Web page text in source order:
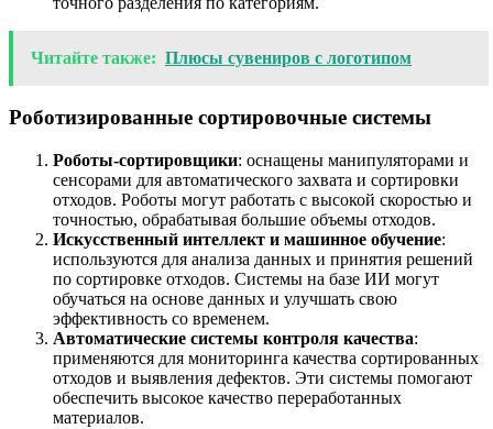
Читайте также: Плюсы сувениров с логотипом
Роботизированные сортировочные системы
Роботы-сортировщики: оснащены манипуляторами и
сенсорами для автоматического захвата и сортировки
отходов. Роботы могут работать с высокой скоростью и
точностью, обрабатывая большие объемы отходов.
Искусственный интеллект и машинное обучение:
используются для анализа данных и принятия решений
по сортировке отходов. Системы на базе ИИ могут
обучаться на основе данных и улучшать свою
эффективность со временем.
Автоматические системы контроля качества:
применяются для мониторинга качества сортированных
отходов и выявления дефектов. Эти системы помогают
обеспечить высокое качество переработанных
материалов.